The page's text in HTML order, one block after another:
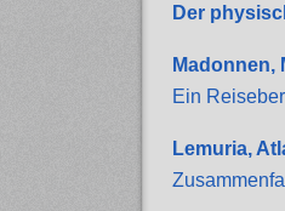
Der
Madonnen,
Ein
Lemuria,